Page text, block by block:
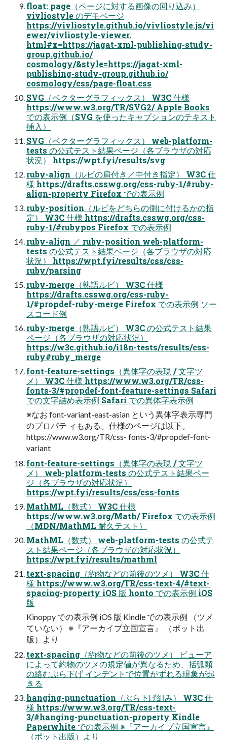
float: page（ページに対する画像の回り込み）
vivliostyle のデモページ
https://vivliostyle.github.io/vivliostyle.js/vi
ewer/vivliostyle-viewer.
html#x=https://jagat-xml-publishing-study-
group.github.io/
cosmology/&style=https://jagat-xml-
publishing-study-group.github.io/
cosmology/css/page-float.css
SVG（ベクターグラフィックス） W3C 仕様
https://www.w3.org/TR/SVG2/ Apple Books
での表示例（SVG を使ったキャプションのテキスト
挿入）
SVG（ベクターグラフィックス） web-platform-
tests の公式テスト結果ページ（各ブラウザの対応
状況） https://wpt.fyi/results/svg
ruby-align（ルビの肩付き／中付き指定） W3C 仕
様 https://drafts.csswg.org/css-ruby-1/#ruby-
align-property Firefox での表示例
ruby-position（ルビをどちらの側に付けるかの指
定） W3C 仕様 https://drafts.csswg.org/css-
ruby-1/#rubypos Firefox での表示例
ruby-align ／ ruby-position web-platform-
tests の公式テスト結果ページ（各ブラウザの対応
状況） https://wpt.fyi/results/css/css-
ruby/parsing
ruby-merge（熟語ルビ） W3C 仕様
https://drafts.csswg.org/css-ruby-
1/#propdef-ruby-merge Firefox での表示例 ソー
スコード例
ruby-merge（熟語ルビ） W3C の公式テスト結果
ページ（各ブラウザの対応状況）
https://w3c.github.io/i18n-tests/results/css-
ruby#ruby_merge
font-feature-settings（異体字の表現 / 文字ツ
メ） W3C 仕様 https://www.w3.org/TR/css-
fonts-3/#propdef-font-feature-settings Safari
での文字詰め表示例 Safari での異体字表示例
※なお font-variant-east-asian という異体字表示専門
のプロパテ ィもある。仕様のページは以下。
https://www.w3.org/TR/css- fonts-3/#propdef-font-
variant
font-feature-settings（異体字の表現 / 文字ツ
メ） web-platform-tests の公式テスト結果ペー
ジ（各ブラウザの対応状況）
https://wpt.fyi/results/css/css-fonts
MathML（数式） W3C 仕様
https://www.w3.org/Math/ Firefox での表示例
（MDN/MathML 耐久テスト）
MathML（数式） web-platform-tests の公式テ
スト結果ページ（各ブラウザの対応状況）
https://wpt.fyi/results/mathml
text-spacing（約物などの前後のツメ） W3C 仕
様 https://www.w3.org/TR/css-text-4/#text-
spacing-property iOS 版 honto での表示例 iOS
版
Kinoppy での表示例 iOS 版 Kindle での表示例 （ツメ
ていない） ※『アーカイブ立国宣言』 （ポット出
版）より
text-spacing（約物などの前後のツメ） ビューア
によって約物のツメの規定値が異なるため、括弧類
の絡むぶら下げ インデントで位置がずれる現象が起
きる
hanging-punctuation（ぶら下げ組み） W3C 仕
様 https://www.w3.org/TR/css-text-
3/#hanging-punctuation-property Kindle
Paperwhite での表示例 ※『アーカイブ立国宣言』
（ポット出版）より